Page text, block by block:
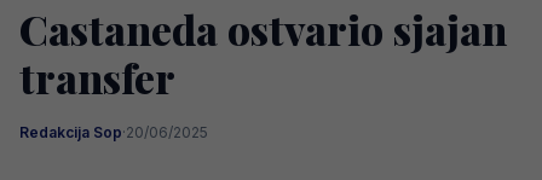
Castaneda ostvario sjajan
transfer
Redakcija Sop·20/06/2025